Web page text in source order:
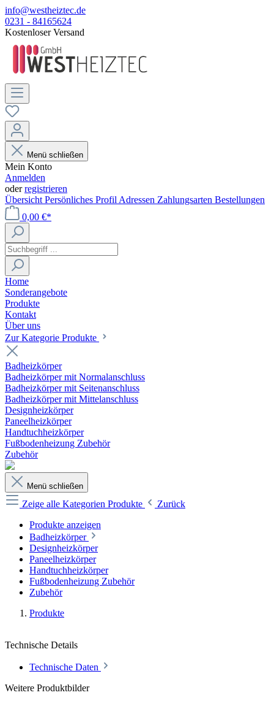
info@westheiztec.de
0231 - 84165624
Kostenloser Versand
Menü schließen
Mein Konto
Anmelden
oderregistrieren
Übersicht Persönliches Profil Adressen Zahlungsarten Bestellungen
0,00 €*
Home
Sonderangebote
Produkte
Kontakt
Über uns
Zur Kategorie Produkte
Badheizkörper
Badheizkörper mit Normalanschluss
Badheizkörper mit Seitenanschluss
Badheizkörper mit Mittelanschluss
Designheizkörper
Paneelheizkörper
Handtuchheizkörper
Fußbodenheizung Zubehör
Zubehör
Menü schließen
Zeige alle Kategorien Produkte
Zurück
Produkte anzeigen
Badheizkörper
Designheizkörper
Paneelheizkörper
Handtuchheizkörper
Fußbodenheizung Zubehör
Zubehör
Produkte
Technische Details
Technische Daten
Weitere Produktbilder